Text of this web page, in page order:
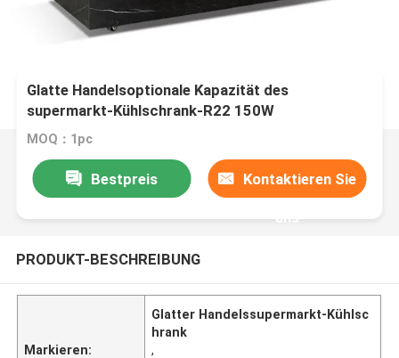
Glatte Handelsoptionale Kapazität des
supermarkt-Kühlschrank-R22 150W
MOQ：1pc
Bestpreis Kontaktieren Sie
uns
PRODUKT-BESCHREIBUNG
Markieren:
Glatter Handelssupermarkt-Kühlsc
hrank
,